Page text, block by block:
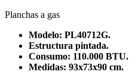
Planchas a gas
Modelo: PL40712G.
Estructura pintada.
Consumo: 110.000 BTU.
Medidas: 93x73x90 cm.